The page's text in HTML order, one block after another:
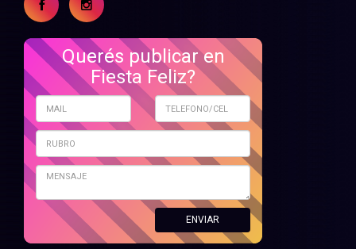
Querés publicar en
Fiesta Feliz?
ENVIAR